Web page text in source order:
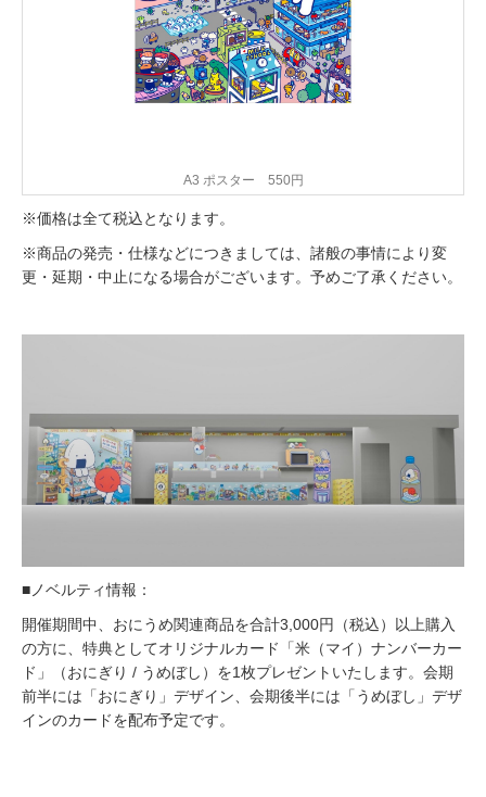
A3 ポスター 550円
※価格は全て税込となります。
※商品の発売・仕様などにつきましては、諸般の事情により変
更・延期・中止になる場合がございます。予めご了承ください。
■ノベルティ情報：
開催期間中、おにうめ関連商品を合計3,000円（税込）以上購入
の方に、特典としてオリジナルカード「米（マイ）ナンバーカー
ド」（おにぎり / うめぼし）を1枚プレゼントいたします。会期
前半には「おにぎり」デザイン、会期後半には「うめぼし」デザ
インのカードを配布予定です。